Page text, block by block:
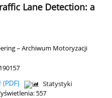
Lane Detection: a
– Archiwum Motoryzacji
(PDF)
Statystyki
557